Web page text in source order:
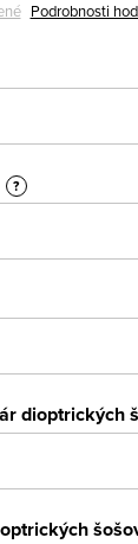
Podrobnosti
?
dioptrických